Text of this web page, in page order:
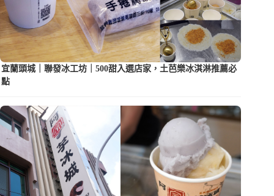
宜蘭頭城｜聯發冰工坊｜500甜入選店家，土芭樂冰淇淋推薦必
點